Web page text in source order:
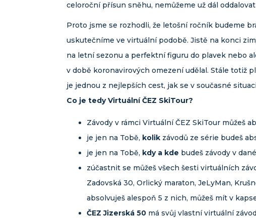
celoroční přísun sněhu, nemůžeme už dál
Proto jsme se rozhodli, že letošní ročník budeme
uskutečníme ve virtuální podobě. Jistě na konci
na letní sezonu a perfektní figuru do plavek nebo
v době koronavirových omezení udělal. Stále totiž
je jednou z nejlepších cest, jak se v současné
Co je tedy Virtuální ČEZ SkiTour?
Závody v rámci Virtuální ČEZ SkiTour můžeš
je jen na Tobě, kolik závodů ze série budeš
je jen na Tobě, kdy a kde budeš závody v
zúčastnit se můžeš všech šesti virtuálních
Zadovská 30, Orlický maraton, JeLyMan,
absolvuješ alespoň 5 z nich, můžeš mít v
ČEZ Jizerská 50 má svůj vlastní virtuální